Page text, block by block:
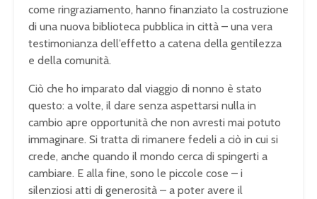
come ringraziamento, hanno finanziato la costruzione
di una nuova biblioteca pubblica in città – una vera
testimonianza dell’effetto a catena della gentilezza
e della comunità.
Ciò che ho imparato dal viaggio di nonno è stato
questo: a volte, il dare senza aspettarsi nulla in
cambio apre opportunità che non avresti mai potuto
immaginare. Si tratta di rimanere fedeli a ciò in cui si
crede, anche quando il mondo cerca di spingerti a
cambiare. E alla fine, sono le piccole cose – i
silenziosi atti di generosità – a poter avere il